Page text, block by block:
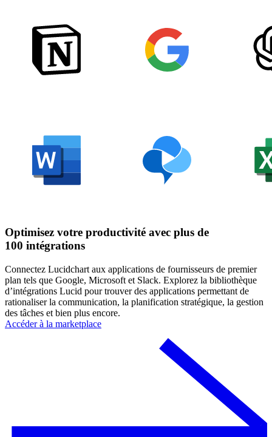
Optimisez votre productivité avec plus de
100 intégrations
Connectez Lucidchart aux applications de fournisseurs de premier
plan tels que Google, Microsoft et Slack. Explorez la bibliothèque
d’intégrations Lucid pour trouver des applications permettant de
rationaliser la communication, la planification stratégique, la gestion
des tâches et bien plus encore.
Accéder à la marketplace